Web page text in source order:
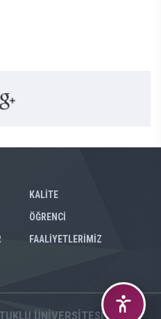
KALİTE
ÖĞRENCİ
FAALİYETLERİMİZ
ÜNİVERSİTESİ